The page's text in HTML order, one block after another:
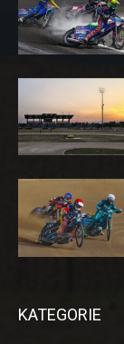
KATEGORIE